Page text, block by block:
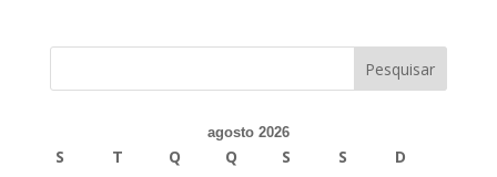
agosto 2026
S T Q Q S S
D